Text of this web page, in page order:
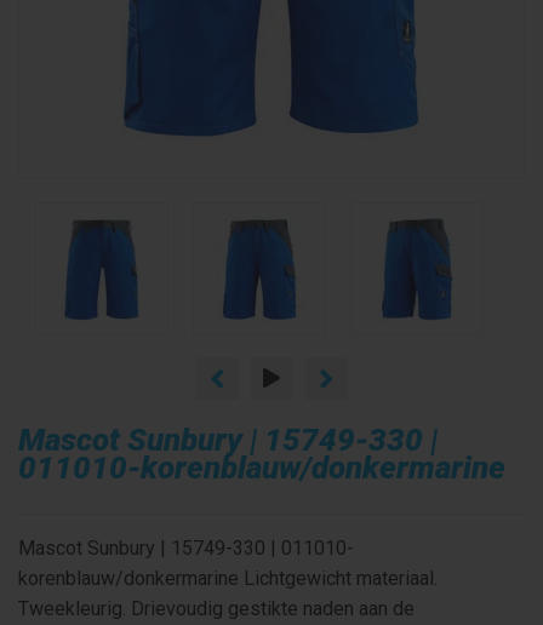
Mascot Sunbury | 15749-330 |
011010-korenblauw/donkermarine
Mascot Sunbury | 15749-330 | 011010-
korenblauw/donkermarine Lichtgewicht materiaal.
Tweekleurig. Drievoudig gestikte naden aan de